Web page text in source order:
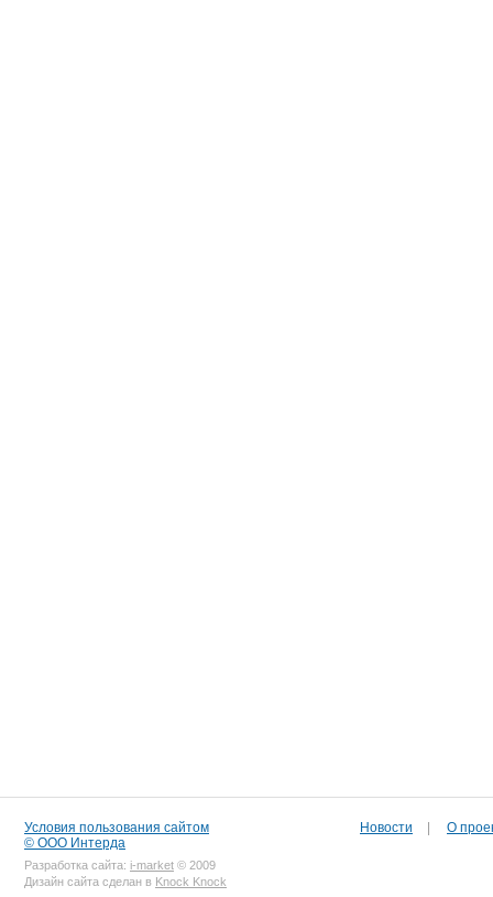
Условия пользования сайтом
© ООО Интерда
Разработка сайта: i-market © 2009
Дизайн сайта сделан в Knock Knock
Новости О